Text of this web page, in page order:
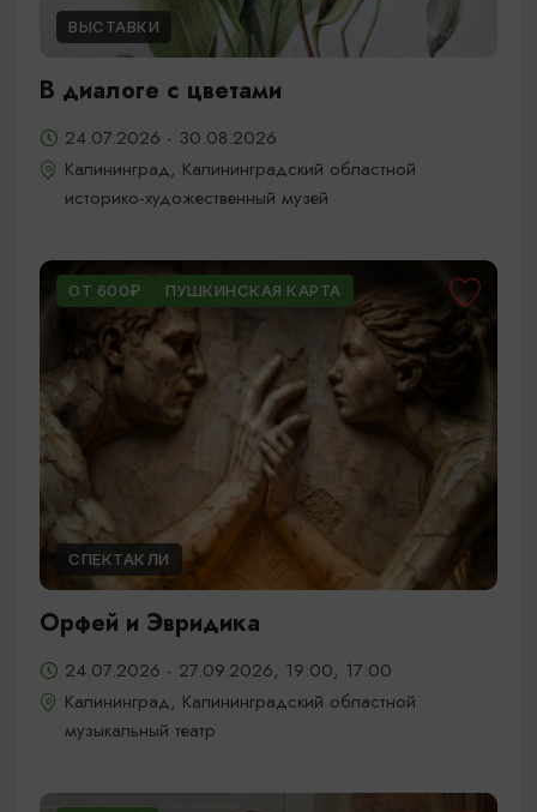
ВЫСТАВКИ
В диалоге с цветами
24.07.2026 - 30.08.2026
Калининград, Калининградский областной
историко-художественный музей
ОТ 600₽ ПУШКИНСКАЯ КАРТА
СПЕКТАКЛИ
Орфей и Эвридика
24.07.2026 - 27.09.2026, 19:00, 17:00
Калининград, Калининградский областной
музыкальный театр